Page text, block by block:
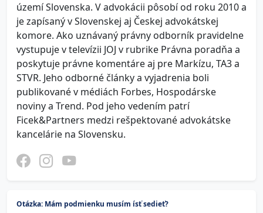
území Slovenska. V advokácii pôsobí od roku 2010 a
je zapísaný v Slovenskej aj Českej advokátskej
komore. Ako uznávaný právny odborník pravidelne
vystupuje v televízii JOJ v rubrike Právna poradňa a
poskytuje právne komentáre aj pre Markízu, TA3 a
STVR. Jeho odborné články a vyjadrenia boli
publikované v médiách Forbes, Hospodárske
noviny a Trend. Pod jeho vedením patrí
Ficek&Partners medzi rešpektované advokátske
kancelárie na Slovensku.
Otázka: Mám podmienku musím ísť sedieť?